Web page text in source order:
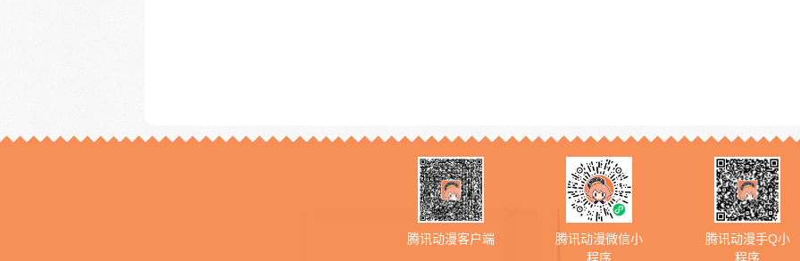
腾讯动漫客户端
腾讯动漫微信小
程序
腾讯动漫手Q小
程序